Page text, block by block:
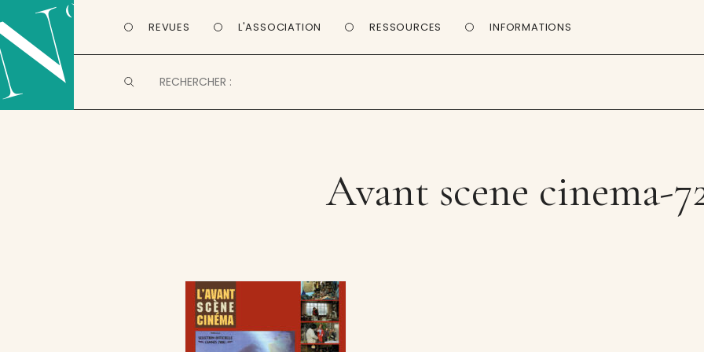
REVUES L'ASSOCIATION RESSOURCES INFORMATIONS
Avant scene cinema-